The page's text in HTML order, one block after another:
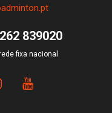
839020
fixa nacional